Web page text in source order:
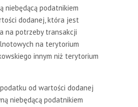
niebędącą podatnikiem
dodanej, która jest
na potrzeby transakcji
na terytorium
innym niż terytorium
od wartości dodanej
niebędącą podatnikiem